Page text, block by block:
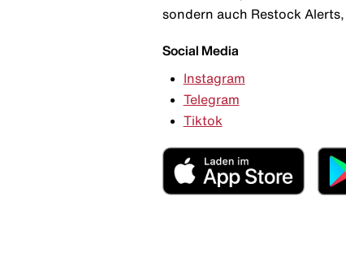
sondern auch Restock
Social Media
Instagram
Telegram
Tiktok